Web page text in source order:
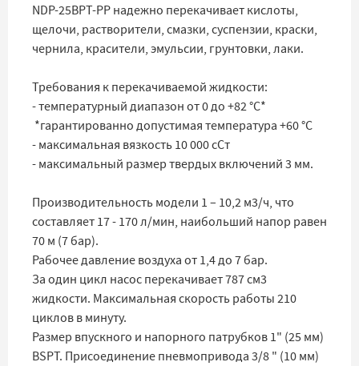
NDP-25BPT-PP надежно перекачивает кислоты,
щелочи, растворители, смазки, суспензии, краски,
чернила, красители, эмульсии, грунтовки, лаки.
Требования к перекачиваемой жидкости:
- температурный диапазон от 0 до +82 °C*
*гарантированно допустимая температура +60 °C
- максимальная вязкость 10 000 сСт
- максимальный размер твердых включений 3 мм.
Производительность модели 1 – 10,2 м3/ч, что
составляет 17 - 170 л/мин, наибольший напор равен
70 м (7 бар).
Рабочее давление воздуха от 1,4 до 7 бар.
За один цикл насос перекачивает 787 см3
жидкости. Максимальная скорость работы 210
циклов в минуту.
Размер впускного и напорного патрубков 1" (25 мм)
BSPT. Присоединение пневмопривода 3/8 " (10 мм)